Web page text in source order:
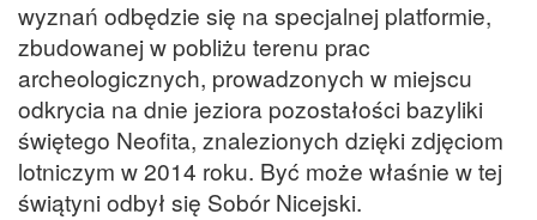
wyznań odbędzie się na specjalnej platformie,
zbudowanej w pobliżu terenu prac
archeologicznych, prowadzonych w miejscu
odkrycia na dnie jeziora pozostałości bazyliki
świętego Neofita, znalezionych dzięki zdjęciom
lotniczym w 2014 roku. Być może właśnie w tej
świątyni odbył się Sobór Nicejski.